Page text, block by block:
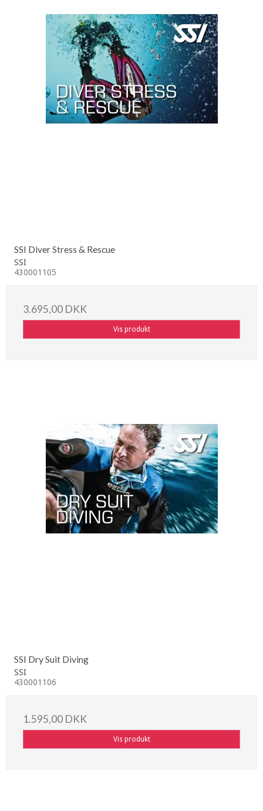
SSI Diver Stress & Rescue
SSI
430001105
3.695,00 DKK
Vis produkt
SSI Dry Suit Diving
SSI
430001106
1.595,00 DKK
Vis produkt